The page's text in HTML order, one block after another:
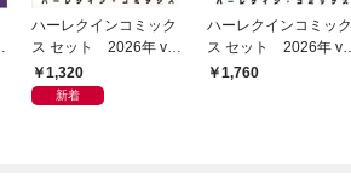
ハーレクインコミック
ス セット 2026年 vo
l.1001
1,320
新着
ハーレクインコミック
ス セット 2026年 vo
l.1055
1,760